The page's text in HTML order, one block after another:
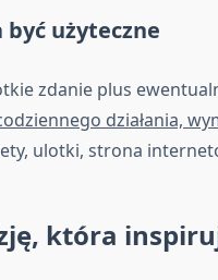
użyteczne
zdanie plus
działania,
ulotki, strona
która